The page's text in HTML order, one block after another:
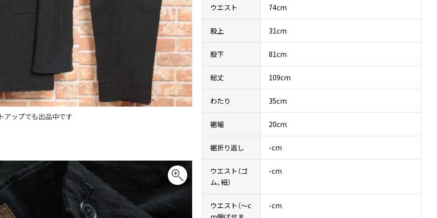
ウエスト 74cm
股上 31cm
股下 81cm
総丈 109cm
わたり 35cm
裾幅 20cm
裾折り返し -cm
ウエスト（ゴ
ム、紐）
-cm
ウエスト（〜c
-cm
アップでも出品中です